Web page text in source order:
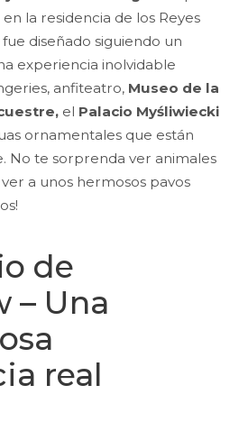
la residencia de los Reyes
diseñado siguiendo un
experiencia inolvidable
anfiteatro, Museo de la
el Palacio Myśliwiecki
ornamentales que están
No te sorprenda ver animales
a unos hermosos pavos
de
– Una
real